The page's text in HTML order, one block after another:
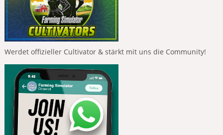
Werdet offizieller Cultivator & stärkt mit uns die Community!